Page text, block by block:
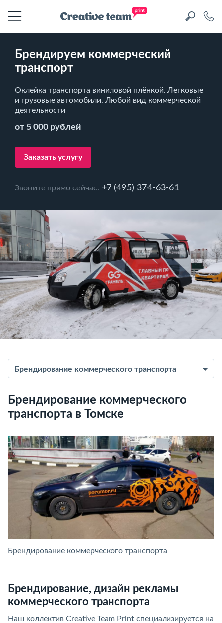
Брендируем коммерческий
транспорт
Оклейка транспорта виниловой плёнкой. Легковые
и грузовые автомобили. Любой вид коммерческой
деятельности
от 5 000 рублей
Заказать услугу
Звоните прямо сейчас: +7 (495) 374-63-61
Брендирование коммерческого транспорта
Брендирование коммерческого
транспорта в Томске
Брендирование коммерческого транспорта
Брендирование, дизайн рекламы
коммерческого транспорта
Наш коллектив Creative Team Print специализируется на